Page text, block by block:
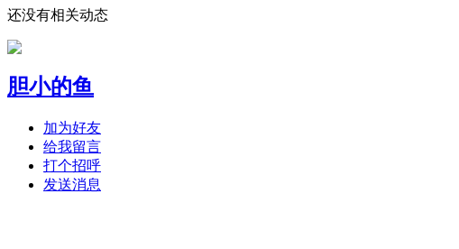
还没有相关动态
胆小的鱼
加为好友
给我留言
打个招呼
发送消息